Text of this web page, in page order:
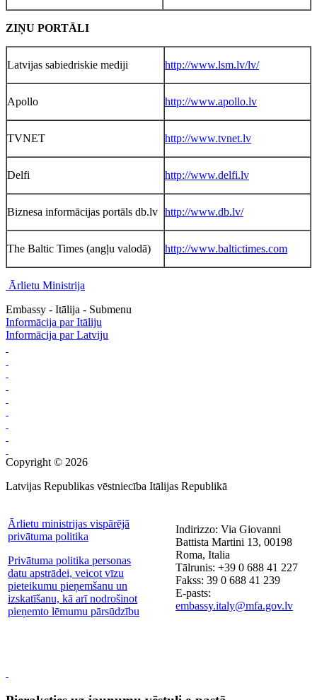
ZIŅU PORTĀLI
Latvijas sabiedriskie mediji http://www.lsm.lv/lv/
Apollo http://www.apollo.lv
TVNET http://www.tvnet.lv
Delfi http://www.delfi.lv
Biznesa informācijas portāls db.lv http://www.db.lv/
The Baltic Times (angļu valodā) http://www.baltictimes.com
Ārlietu Ministrija
Embassy - Itālija - Submenu
Informācija par Itāliju
Informācija par Latviju
Copyright © 2026
Latvijas Republikas vēstniecība Itālijas Republikā
Ārlietu ministrijas vispārējā
privātuma politika
Privātuma politika personas
datu apstrādei, veicot vīzu
pieteikumu pieņemšanu un
izskatīšanu, kā arī nodrošinot
pieņemto lēmumu pārsūdzību
Indirizzo: Via Giovanni
Battista Martini 13, 00198
Roma, Italia
Tālrunis: +39 0 688 41 227
Fakss: 39 0 688 41 239
E-pasts:
embassy.italy@mfa.gov.lv